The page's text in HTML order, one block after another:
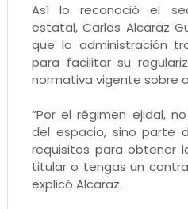
Así lo reconoció el
estatal, Carlos Alcaraz
que la administración
para facilitar su
normativa vigente sobre
“Por el régimen ejidal,
del espacio, sino parte
requisitos para obtener
titular o tengas un
explicó Alcaraz.